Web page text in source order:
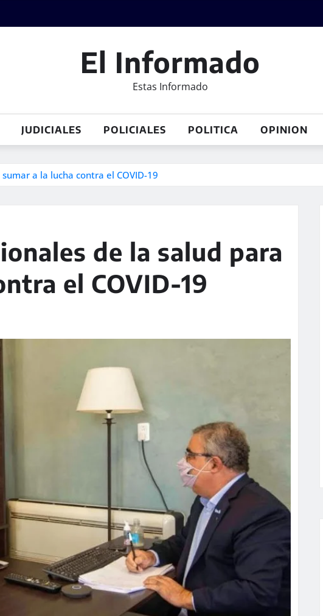
El Informado
Estas Informado
JUDICIALES POLICIALES POLITICA OPINION
a la lucha contra el COVID-19
de la salud para
el COVID-19